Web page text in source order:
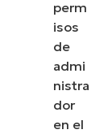
perm
isos
de
admi
nistra
dor
en el